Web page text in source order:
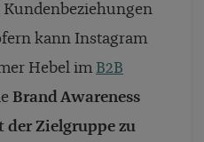
Kundenbeziehungen
kann Instagram
Hebel im B2B
Brand Awareness
Zielgruppe zu